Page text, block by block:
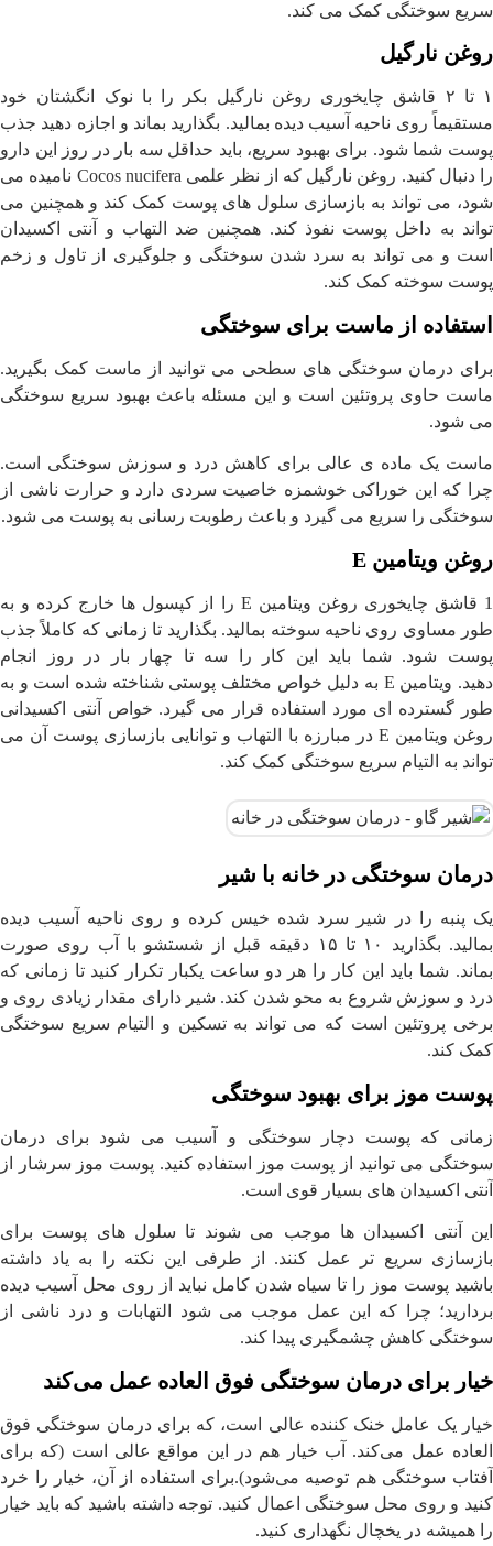
سریع سوختگی کمک می کند.
روغن نارگیل
۱ تا ۲ قاشق چایخوری روغن نارگیل بکر را با نوک انگشتان خود
مستقیماً روی ناحیه آسیب دیده بمالید. بگذارید بماند و اجازه دهید جذب
پوست شما شود. برای بهبود سریع، باید حداقل سه بار در روز این دارو
را دنبال کنید. روغن نارگیل که از نظر علمی Cocos nucifera نامیده می
شود، می تواند به بازسازی سلول های پوست کمک کند و همچنین می
تواند به داخل پوست نفوذ کند. همچنین ضد التهاب و آنتی اکسیدان
است و می تواند به سرد شدن سوختگی و جلوگیری از تاول و زخم
پوست سوخته کمک کند.
استفاده از ماست برای سوختگی
برای درمان سوختگی های سطحی می توانید از ماست کمک بگیرید.
ماست حاوی پروتئین است و این مسئله باعث بهبود سریع سوختگی
می شود.
ماست یک ماده ی عالی برای کاهش درد و سوزش سوختگی است.
چرا که این خوراکی خوشمزه خاصیت سردی دارد و حرارت ناشی از
سوختگی را سریع می گیرد و باعث رطوبت رسانی به پوست می شود.
روغن ویتامین E
1 قاشق چایخوری روغن ویتامین E را از کپسول ها خارج کرده و به
طور مساوی روی ناحیه سوخته بمالید. بگذارید تا زمانی که کاملاً جذب
پوست شود. شما باید این کار را سه تا چهار بار در روز انجام
دهید. ویتامین E به دلیل خواص مختلف پوستی شناخته شده است و به
طور گسترده ای مورد استفاده قرار می گیرد. خواص آنتی اکسیدانی
روغن ویتامین E در مبارزه با التهاب و توانایی بازسازی پوست آن می
تواند به التیام سریع سوختگی کمک کند.
درمان سوختگی در خانه با شیر
یک پنبه را در شیر سرد شده خیس کرده و روی ناحیه آسیب دیده
بمالید. بگذارید ۱۰ تا ۱۵ دقیقه قبل از شستشو با آب روی صورت
بماند. شما باید این کار را هر دو ساعت یکبار تکرار کنید تا زمانی که
درد و سوزش شروع به محو شدن کند. شیر دارای مقدار زیادی روی و
برخی پروتئین است که می تواند به تسکین و التیام سریع سوختگی
کمک کند.
پوست موز برای بهبود سوختگی
زمانی که پوست دچار سوختگی و آسیب می شود برای درمان
سوختگی می توانید از پوست موز استفاده کنید. پوست موز سرشار از
آنتی اکسیدان های بسیار قوی است.
این آنتی اکسیدان ها موجب می شوند تا سلول های پوست برای
بازسازی سریع تر عمل کنند. از طرفی این نکته را به یاد داشته
باشید پوست موز را تا سیاه شدن کامل نباید از روی محل آسیب دیده
بردارید؛ چرا که این عمل موجب می شود التهابات و درد ناشی از
سوختگی کاهش چشمگیری پیدا کند.
خیار برای درمان سوختگی فوق العاده عمل می‌کند
خیار یک عامل خنک کننده عالی است، که برای درمان سوختگی فوق
العاده عمل می‌کند. آب خیار هم در این مواقع عالی است (که برای
آفتاب سوختگی هم توصیه می‌شود).برای استفاده از آن، خیار را خرد
کنید و روی محل سوختگی اعمال کنید. توجه داشته باشید که باید خیار
را همیشه در یخچال نگهداری کنید.